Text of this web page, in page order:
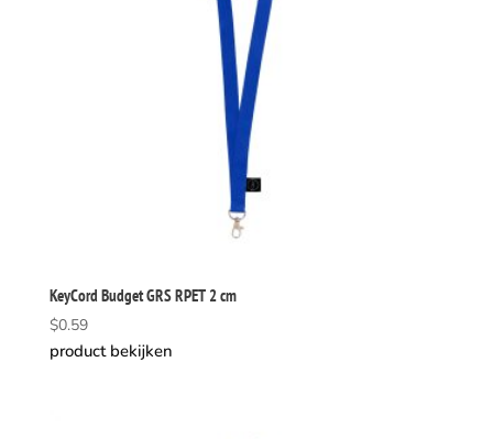
KeyCord Budget GRS RPET 2 cm
$0.59
product bekijken